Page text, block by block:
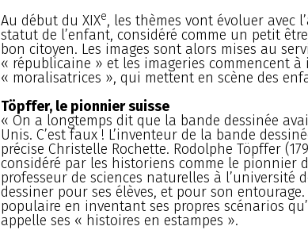
Au début du XIXe, les thèmes vont évoluer avec
statut de l’enfant, considéré comme un petit
bon citoyen. Les images sont alors mises au
« républicaine » et les imageries commencent
« moralisatrices », qui mettent en scène des
Töpffer, le pionnier suisse
« On a longtemps dit que la bande dessinée
Unis. C’est faux ! L’inventeur de la bande
précise Christelle Rochette. Rodolphe Töpffer
considéré par les historiens comme le pionnier
professeur de sciences naturelles à l’université
dessiner pour ses élèves, et pour son
populaire en inventant ses propres scénarios
appelle ses « histoires en estampes ».